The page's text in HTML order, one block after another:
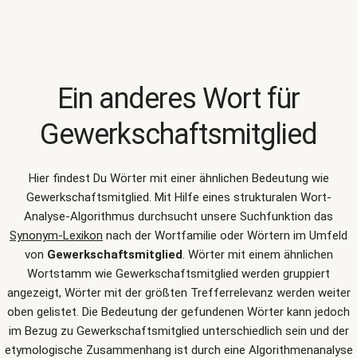
Ein anderes Wort für
Gewerkschaftsmitglied
Hier findest Du Wörter mit einer ähnlichen Bedeutung wie
Gewerkschaftsmitglied. Mit Hilfe eines strukturalen Wort-
Analyse-Algorithmus durchsucht unsere Suchfunktion das
Synonym-Lexikon nach der Wortfamilie oder Wörtern im Umfeld
von Gewerkschaftsmitglied. Wörter mit einem ähnlichen
Wortstamm wie Gewerkschaftsmitglied werden gruppiert
angezeigt, Wörter mit der größten Trefferrelevanz werden weiter
oben gelistet. Die Bedeutung der gefundenen Wörter kann jedoch
im Bezug zu Gewerkschaftsmitglied unterschiedlich sein und der
etymologische Zusammenhang ist durch eine Algorithmenanalyse